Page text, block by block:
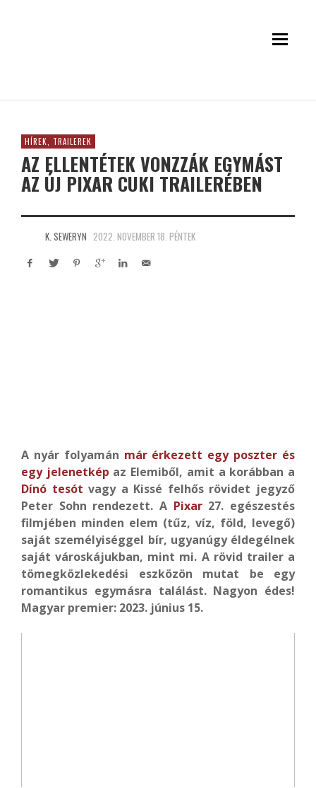
HÍREK, TRAILEREK
AZ ELLENTÉTEK VONZZÁK EGYMÁST
AZ ÚJ PIXAR CUKI TRAILERÉBEN
K. SEWERYN 2022. NOVEMBER 18. PÉNTEK
A nyár folyamán már érkezett egy poszter és
egy jelenetkép az Elemiből, amit a korábban a
Dínó tesót vagy a Kissé felhős rövidet jegyző
Peter Sohn rendezett. A Pixar27. egészestés
filmjében minden elem (tűz, víz, föld, levegő)
saját személyiséggel bír, ugyanúgy éldegélnek
saját városkájukban, mint mi. A rövid trailer a
tömegközlekedési eszközön mutat be egy
romantikus egymásra találást. Nagyon édes!
Magyar premier: 2023. június 15.